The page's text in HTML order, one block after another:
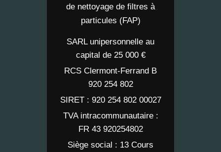
de nettoyage de filtres à
particules (FAP)
SARL unipersonnelle au
capital de 25 000 €
RCS Clermont-Ferrand B
920 254 802
SIRET : 920 254 802 00027
TVA intracommunautaire :
FR 43 920254802
Siège social : 13 Cours